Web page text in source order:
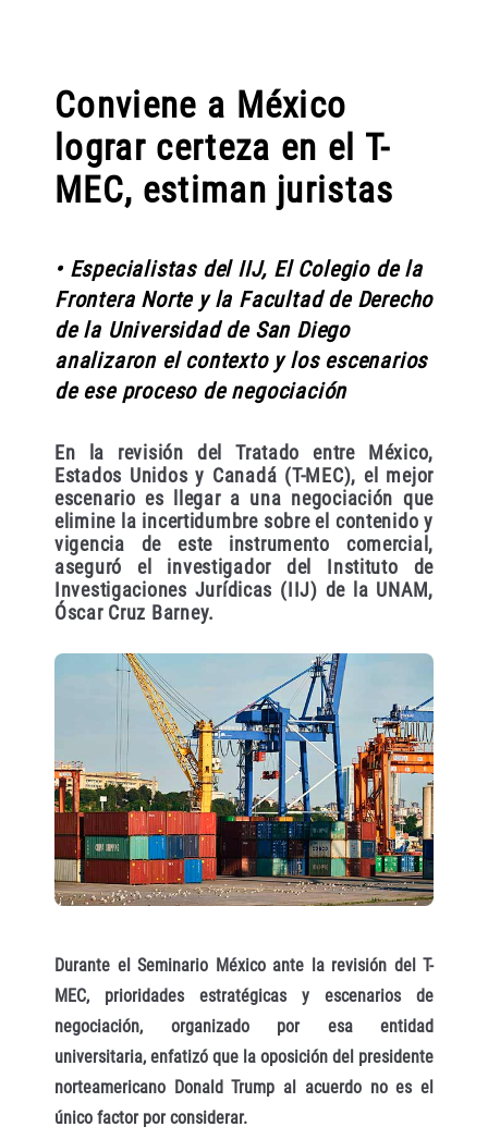
Conviene a México
lograr certeza en el T-
MEC, estiman juristas
• Especialistas del IIJ, El Colegio de la
Frontera Norte y la Facultad de Derecho
de la Universidad de San Diego
analizaron el contexto y los escenarios
de ese proceso de negociación
En la revisión del Tratado entre México,
Estados Unidos y Canadá (T-MEC), el mejor
escenario es llegar a una negociación que
elimine la incertidumbre sobre el contenido y
vigencia de este instrumento comercial,
aseguró el investigador del Instituto de
Investigaciones Jurídicas (IIJ) de la UNAM,
Óscar Cruz Barney.
Durante el Seminario México ante la revisión del T-
MEC, prioridades estratégicas y escenarios de
negociación, organizado por esa entidad
universitaria, enfatizó que la oposición del presidente
norteamericano Donald Trump al acuerdo no es el
único factor por considerar.